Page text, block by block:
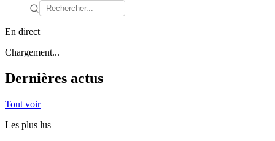
En direct
Chargement...
Dernières actus
Tout voir
Les plus lus